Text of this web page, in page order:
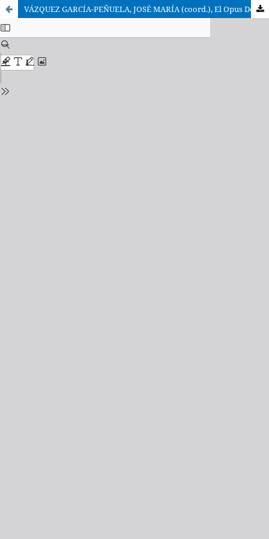
VÁZQUEZ GARCÍA-PEÑUELA, JOSÉ MARÍA (coord.), El Opus Dei ante el derecho estatal. Materiales para un estudio de Derecho comparado